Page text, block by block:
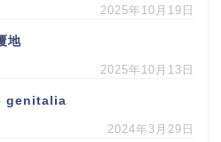
2025年10月19日
地
2025年10月13日
genitalia
2024年3月29日